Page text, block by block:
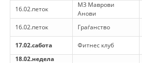
ПРВА ПОМОШ
КРВОДАРИТЕЛСТВО
ИНФОРМАЦИИ ЗА БОЛЕСТИ
16.02.петок
МЗ Маврови
Анови
16.02.петок Граѓанство
17.02.сабота Фитнес клуб
18.02.недела